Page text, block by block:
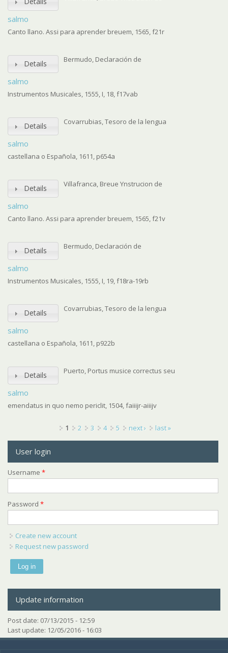
salmo
Canto llano. Assi para aprender breuem, 1565, f21r
Details
salmo
Bermudo, Declaración de
Instrumentos Musicales, 1555, I, 18, f17vab
Details
salmo
Covarrubias, Tesoro de la lengua
castellana o Española, 1611, p654a
Details
salmo
Villafranca, Breue Ynstrucion de
Canto llano. Assi para aprender breuem, 1565, f21v
Details
salmo
Bermudo, Declaración de
Instrumentos Musicales, 1555, I, 19, f18ra-19rb
Details
salmo
Covarrubias, Tesoro de la lengua
castellana o Española, 1611, p922b
Details
salmo
Puerto, Portus musice correctus seu
emendatus in quo nemo periclit, 1504, faiiijr-aiiijv
1 2 3 4 5 next › last »
User login
Username *
Password *
Create new account
Request new password
Update information
Post date: 07/13/2015 - 12:59
Last update: 12/05/2016 - 16:03